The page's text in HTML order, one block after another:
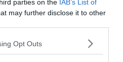
parties on the IAB’s List of
may further disclose it to other
Opt Outs